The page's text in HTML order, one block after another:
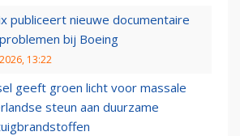
publiceert nieuwe documentaire
bij Boeing
13:22
geeft groen licht voor massale
steun aan duurzame